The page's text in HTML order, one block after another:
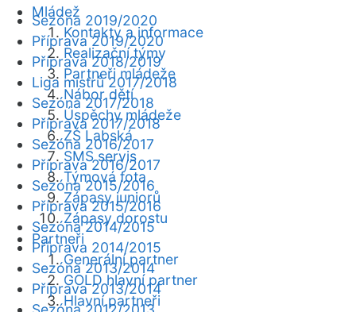
Mládež
Kontakty a informace
Realizační týmy
Partneři mládeže
Nábor dětí
Úspěchy mládeže
ZŠ Labská
SMS servis
Týmová fota
Zápasy juniorů
Zápasy dorostu
Partneři
Generální partner
GOLD hlavní partner
Hlavní partneři
Sezóna 2019/2020
Příprava 2019/2020
Příprava 2018/2019
Liga mistrů 2017/2018
Sezóna 2017/2018
Příprava 2017/2018
Sezóna 2016/2017
Příprava 2016/2017
Sezóna 2015/2016
Příprava 2015/2016
Sezóna 2014/2015
Příprava 2014/2015
Sezóna 2013/2014
Příprava 2013/2014